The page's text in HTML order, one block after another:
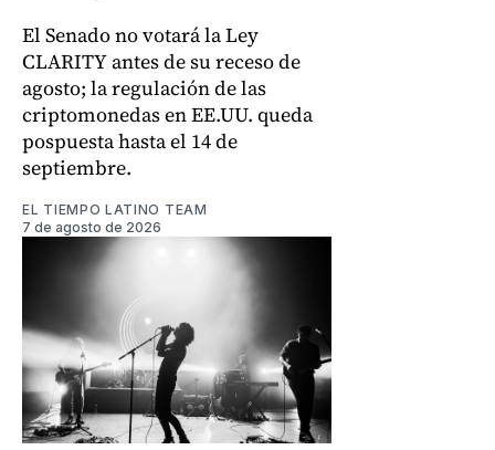
El Senado no votará la Ley
CLARITY antes de su receso de
agosto; la regulación de las
criptomonedas en EE.UU. queda
pospuesta hasta el 14 de
septiembre.
EL TIEMPO LATINO TEAM
7 de agosto de 2026